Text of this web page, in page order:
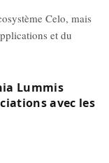
Celo, mais
et du
Lummis
avec les